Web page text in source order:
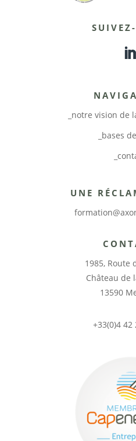
_notre vision de
_bases
UNE
1985, Route
Château de
13590
+33(0)4 42